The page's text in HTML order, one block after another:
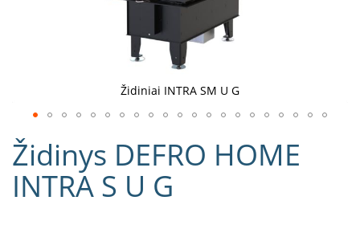
i
n
e
a
Židinys DEFRO HOME
INTRA S U G
Židiniai INTRA SM U G
į
galerijos
paradžią